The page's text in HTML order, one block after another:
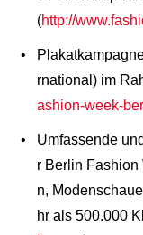
(http://
rnational) im
ashion-week-
Umfassende
r Berlin Fashion
n,
hr als 500.000